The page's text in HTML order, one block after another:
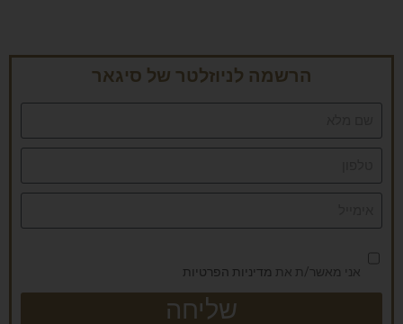
הרשמה לניוזלטר של סיגאר
אני מאשר/ת את מדיניות הפרטיות
שליחה